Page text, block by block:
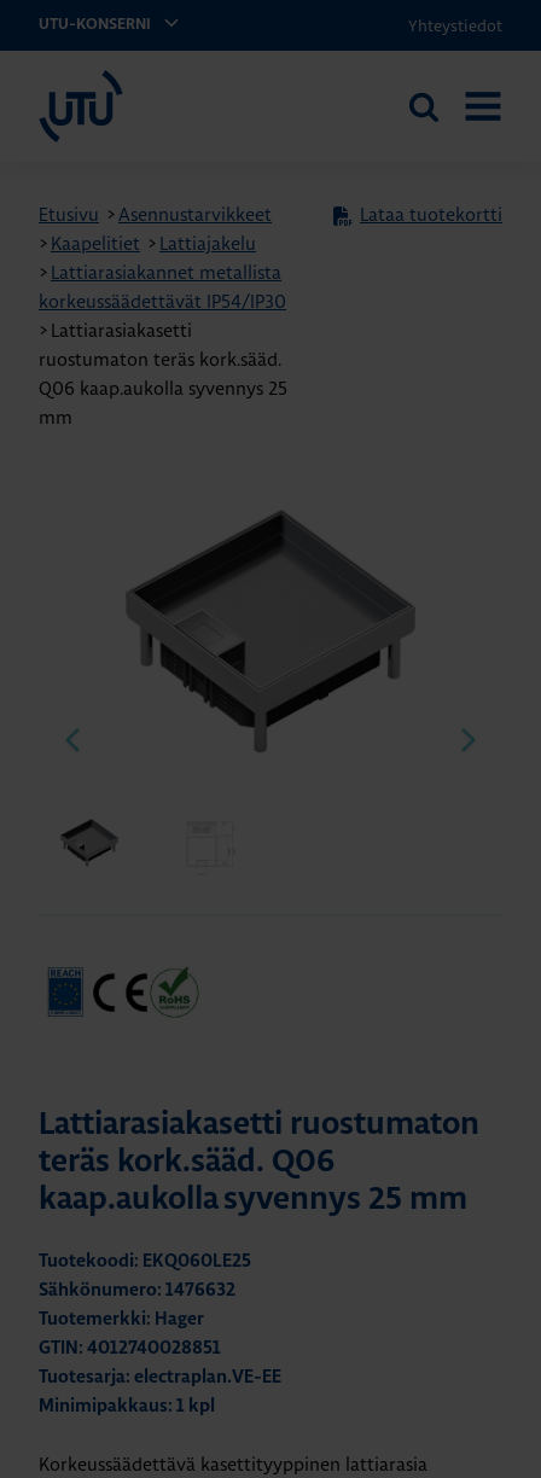
UTU-KONSERNI Yhteystiedot
Etsi
Etusivu >Asennustarvikkeet
> Kaapelitiet > Lattiajakelu
> Lattiarasiakannet metallista
korkeussäädettävät IP54/IP30
> Lattiarasiakasetti
ruostumaton teräs kork.sääd.
Q06 kaap.aukolla syvennys 25
mm
Lataa tuotekortti
Lattiarasiakasetti ruostumaton
teräs kork.sääd. Q06
kaap.aukolla syvennys 25 mm
Tuotekoodi: EKQ060LE25
Sähkönumero: 1476632
Tuotemerkki: Hager
GTIN: 4012740028851
Tuotesarja: electraplan.VE-EE
Minimipakkaus: 1 kpl
Korkeussäädettävä kasettityyppinen lattiarasia